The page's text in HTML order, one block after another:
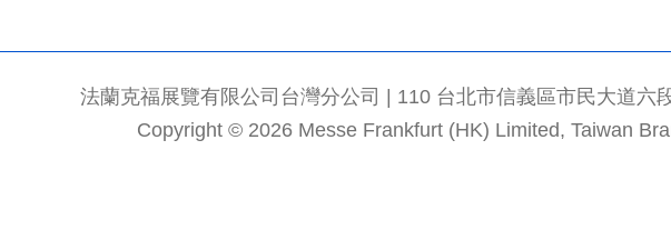
法蘭克福展覽有限公司台灣分公司 | 110 台北市信義區市民大道六
Copyright © 2026 Messe Frankfurt (HK) Limited, Taiwan